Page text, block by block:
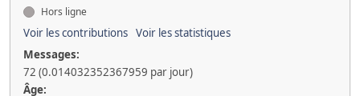
Hors ligne
Voir les contributions Voir les statistiques
Messages:
72 (0.014032352367959 par jour)
Âge: